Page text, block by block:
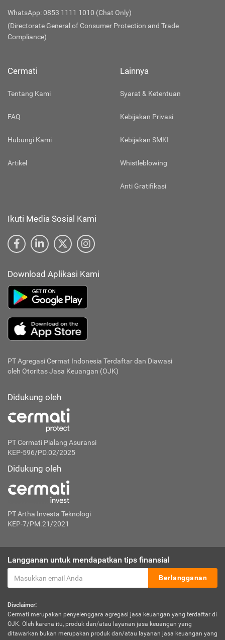
WhatsApp: 0853 1111 1010 (Chat Only)
(Directorate General of Consumer Protection and Trade
Compliance)
Cermati
Tentang Kami
FAQ
Hubungi Kami
Artikel
Lainnya
Syarat & Ketentuan
Kebijakan Privasi
Kebijakan SMKI
Whistleblowing
Anti Gratifikasi
Ikuti Media Sosial Kami
Download Aplikasi Kami
PT Agregasi Cermat Indonesia Terdaftar dan Diawasi
oleh Otoritas Jasa Keuangan (OJK)
Didukung oleh
PT Cermati Pialang Asuransi
KEP-596/PD.02/2025
Didukung oleh
PT Artha Investa Teknologi
KEP-7/PM.21/2021
Langganan untuk mendapatkan tips finansial
Berlangganan
Disclaimer:
Cermati merupakan penyelenggara agregasi jasa keuangan yang terdaftar di
OJK. Oleh karena itu, produk dan/atau layanan jasa keuangan yang
ditawarkan bukan merupakan produk dan/atau layanan jasa keuangan yang